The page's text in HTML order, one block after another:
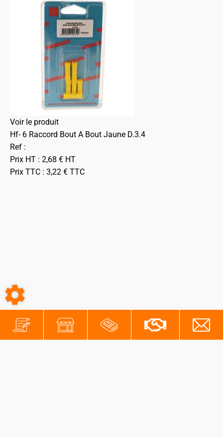
Voir le produit
Hf- 6 Raccord Bout A Bout Jaune D.3.4
Ref :
Prix HT : 2,68 € HT
Prix TTC : 3,22 € TTC